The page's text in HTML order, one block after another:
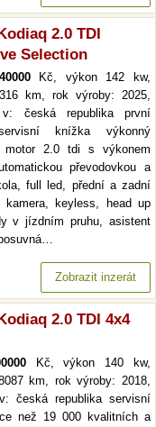
2.0 TDI
Selection
Kč, výkon 142 kw,
km, rok výroby: 2025,
v: česká republika první
knížka výkonný
motor 2.0 tdi s výkonem
převodovkou a
full led, přední a zadní
keyless, head up
v jízdním pruhu, asistent
Zobrazit inzerát
2.0 TDI 4x4
Kč, výkon 140 kw,
km, rok výroby: 2018,
česká republika servisní
než 19 000 kvalitních a